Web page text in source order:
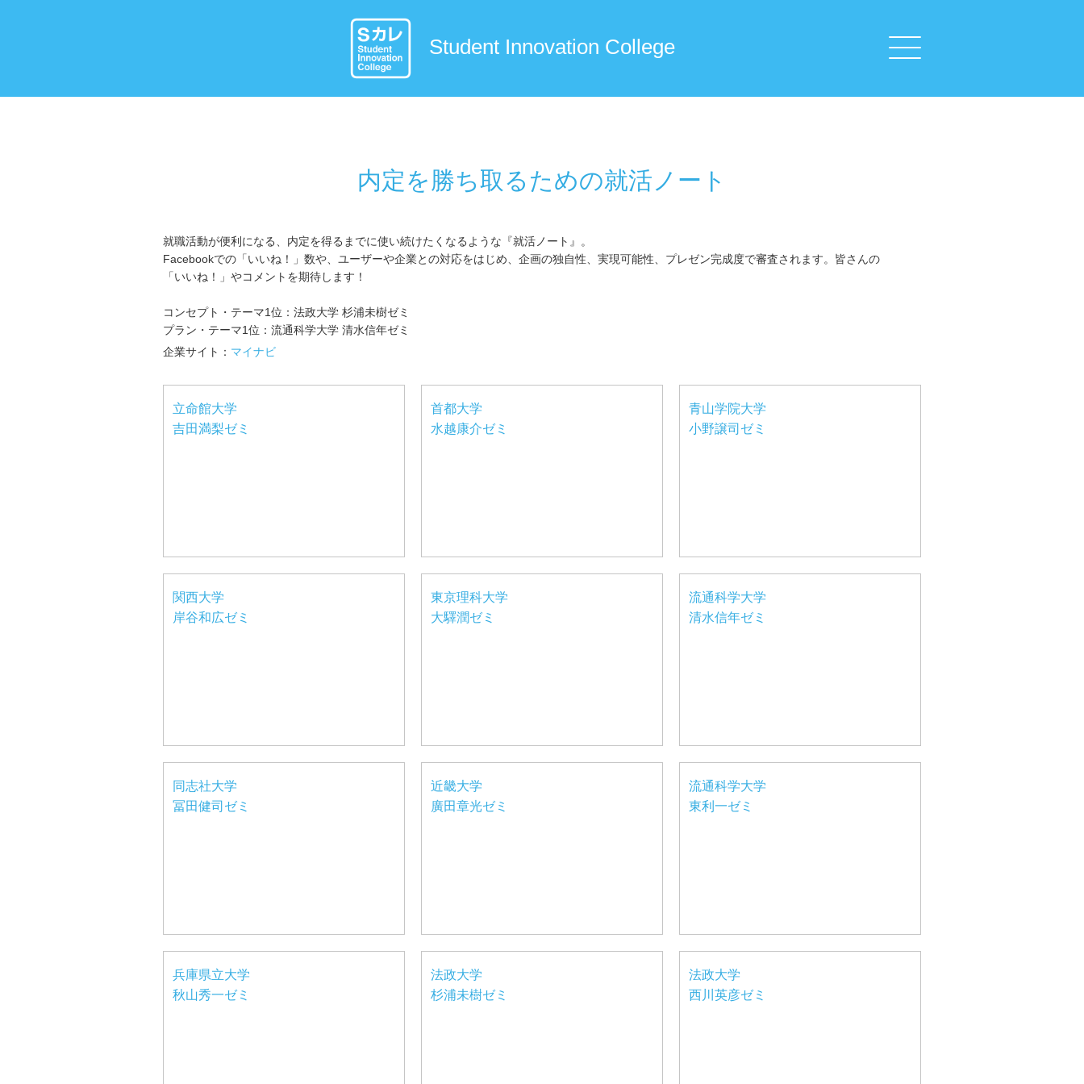
Student Innovation College
内定を勝ち取るための就活ノート
就職活動が便利になる、内定を得るまでに使い続けたくなるような『就活ノート』。
Facebookでの「いいね！」数や、ユーザーや企業との対応をはじめ、企画の独自性、実現可能性、プレゼン完成度で審査されます。皆さんの
「いいね！」やコメントを期待します！
コンセプト・テーマ1位：法政大学 杉浦未樹ゼミ
プラン・テーマ1位：流通科学大学 清水信年ゼミ
企業サイト： マイナビ
立命館大学
吉田満梨ゼミ
首都大学
水越康介ゼミ
青山学院大学
小野譲司ゼミ
関西大学
岸谷和広ゼミ
東京理科大学
大驛潤ゼミ
流通科学大学
清水信年ゼミ
同志社大学
冨田健司ゼミ
近畿大学
廣田章光ゼミ
流通科学大学
東利一ゼミ
兵庫県立大学
秋山秀一ゼミ
法政大学
杉浦未樹ゼミ
法政大学
西川英彦ゼミ